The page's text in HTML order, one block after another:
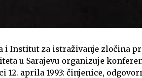
i Institut za istraživanje zločina
u Sarajevu organizuje
aprila 1993: činjenice,